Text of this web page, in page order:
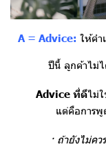
A = Advice: ให้คำ
ปีนี้ ลูกค้าไม่
Advice ที่ดีไม่
แต่คือการ
· ถ้ายังไม่ค